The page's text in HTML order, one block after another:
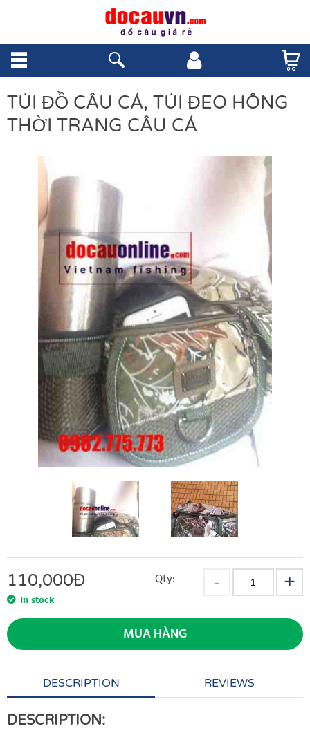
TÚI ĐỒ CÂU CÁ, TÚI ĐEO HÔNG
THỜI TRANG CÂU CÁ
110,000Đ
In stock
Qty:
MUA HÀNG
DESCRIPTION REVIEWS
DESCRIPTION: